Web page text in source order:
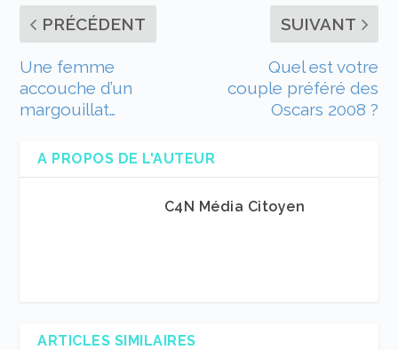
PRÉCÉDENT
Une femme
accouche d’un
margouillat…
SUIVANT
Quel est votre
couple préféré des
Oscars 2008 ?
A PROPOS DE L'AUTEUR
C4N Média Citoyen
ARTICLES SIMILAIRES